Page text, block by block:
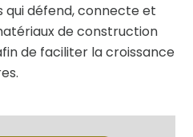
qui défend, connecte et
de construction
de faciliter la croissance